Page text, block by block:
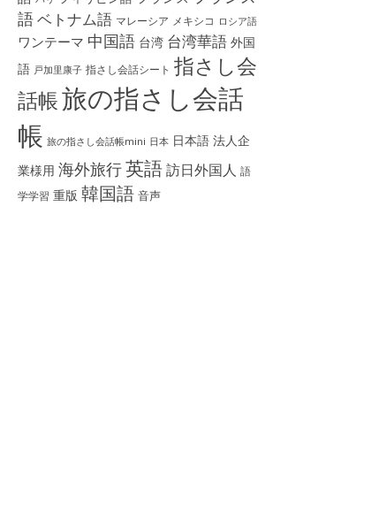
語ベトナム語 マレーシア メキシコ ロシア語
ワンテーマ 中国語 台湾 台湾華語 外国
語 戸加里康子 指さし会話シート 指さし会
話帳旅の指さし会話
帳 旅の指さし会話帳mini 日本 日本語 法人企
業様用 海外旅行英語訪日外国人 語
学学習 重版 韓国語 音声